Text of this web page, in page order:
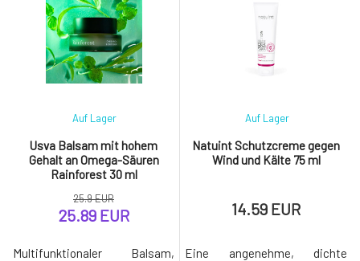
Böhmischen Schweiz seit
1994. Wirkungen Zieht schnell
ein und fettet nicht. Großartig
nach dem Baden und
Schwimmen. Schützt d
hohe Gehalt an Beta-Carotin
im Buriti-Öl unterstützt die
Gesundheit der Haut und
Usva Balsam mit hohem
Gehalt an Omega-Säuren
Rainforest 30 ml
Auf Lager
25.9 EUR
25.89 EUR
Multifunktionaler Balsam,
Natuint Schutzcreme gegen
Wind und Kälte 75 ml
Auf Lager
14.59 EUR
Eine angenehme, dichte